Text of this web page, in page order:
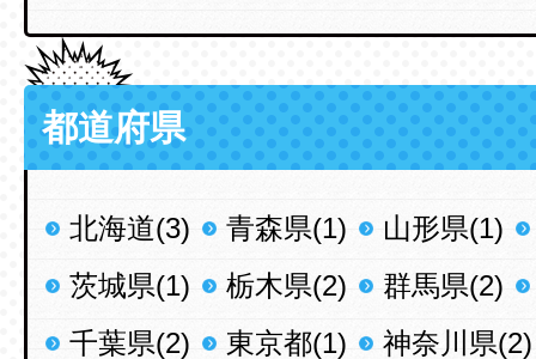
都道府県
北海道(3) 青森県(1)
山形県(1)
茨城県(1)
栃木県(2)
群馬県(2)
千葉県(2)
東京都(1)
神奈川県(2)